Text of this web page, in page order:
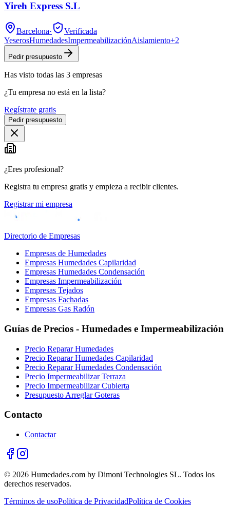
Yireh Express S.L
Barcelona·
Verificada
YeserosHumedadesImpermeabilizaciónAislamiento+2
Pedir presupuesto
Has visto todas las 3 empresas
¿Tu empresa no está en la lista?
Regístrate gratis
Pedir presupuesto
¿Eres profesional?
Registra tu empresa gratis y empieza a recibir clientes.
Registrar mi empresa
Directorio de Empresas
Empresas de Humedades
Empresas Humedades Capilaridad
Empresas Humedades Condensación
Empresas Impermeabilización
Empresas Tejados
Empresas Fachadas
Empresas Gas Radón
Guías de Precios - Humedades e Impermeabilización
Precio Reparar Humedades
Precio Reparar Humedades Capilaridad
Precio Reparar Humedades Condensación
Precio Impermeabilizar Terraza
Precio Impermeabilizar Cubierta
Presupuesto Arreglar Goteras
Contacto
Contactar
© 2026 Humedades.com by Dimoni Technologies SL. Todos los
derechos reservados.
Términos de usoPolítica de PrivacidadPolítica de Cookies